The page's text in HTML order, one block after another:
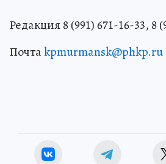
Редакция 8 (991) 671-16-33, 8
Почтаkpmurmansk@phkp.ru